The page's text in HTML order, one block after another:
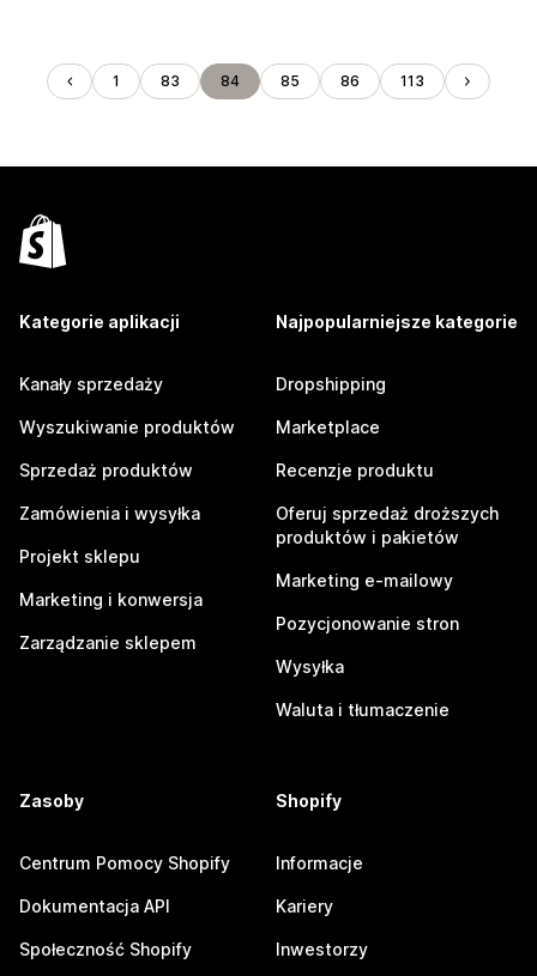
1 83 84 85 86 113
Kategorie aplikacji
Kanały sprzedaży
Wyszukiwanie produktów
Sprzedaż produktów
Zamówienia i wysyłka
Projekt sklepu
Marketing i konwersja
Zarządzanie sklepem
Najpopularniejsze kategorie
Dropshipping
Marketplace
Recenzje produktu
Oferuj sprzedaż droższych
produktów i pakietów
Marketing e-mailowy
Pozycjonowanie stron
Wysyłka
Waluta i tłumaczenie
Zasoby
Centrum Pomocy Shopify
Dokumentacja API
Społeczność Shopify
Shopify
Informacje
Kariery
Inwestorzy